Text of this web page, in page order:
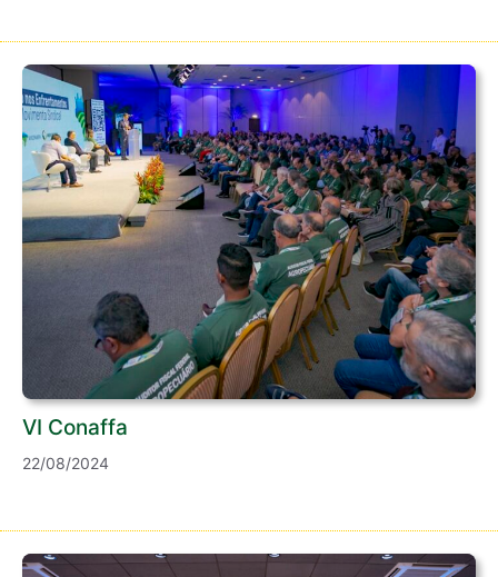
VI Conaffa
22/08/2024